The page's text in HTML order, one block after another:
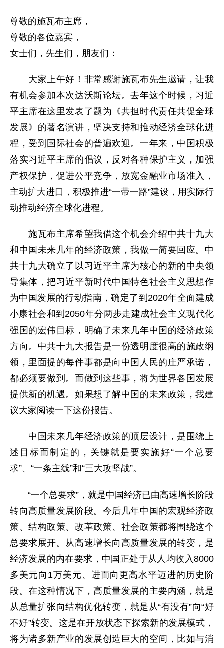
尊敬的施瓦布主席，
尊敬的各位嘉宾，
女士们，先生们，朋友们：
大家上午好！非常感谢施瓦布先生邀请，让我
有机会参加本次达沃斯论坛。去年这个时候，习近
平主席在这里发表了题为《共担时代责任共促全球
发展》的著名演讲，坚决支持和推动经济全球化进
程，受到国际社会的普遍欢迎。一年来，中国积极
落实习近平主席的倡议，反对各种保护主义，加强
产权保护，促进公平竞争，放宽金融业市场准入，
主动扩大进口，积极推进“一带一路”建设，用实际行
动推动经济全球化进程。
施瓦布主席希望我借这个机会介绍中共十九大
和中国未来几年的经济政策，我做一简要回应。中
共十九大确立了以习近平主席为核心的新的中央领
导集体，把习近平新时代中国特色社会主义思想作
为中国发展的行动指南，确定了到2020年全面建成
小康社会和到2050年分两步走建成社会主义现代化
强国的宏伟目标，明确了未来几年中国的经济政策
方向。中共十九大报告是一份透明度很高的施政纲
领，里面提的每件事都是向中国人民的庄严承诺，
都必须要做到。而做到这些事，将为世界各国发展
提供新的机遇。如果想了解中国的未来政策，我建
议大家阅读一下这份报告。
中国未来几年经济政策的顶层设计，是围绕上
述目标而制定的，关键就是要实施好“一个总要
求”、“一条主线”和“三大攻坚战”。
“一个总要求”，就是中国经济已由高速增长阶段
转向高质量发展阶段。今后几年中国的宏观经济政
策、结构政策、改革政策、社会政策都将围绕这个
总要求展开。从高速增长向高质量发展的转变，是
经济发展的内在要求，中国正处于从人均收入8000
多美元向1万美元、进而向更高水平迈进的历史阶
段。在这种情况下，高质量发展的主要内涵，就是
从总量扩张向结构优化转变，就是从“有没有”向“好
不好”转变。这是在开放状态下探索新的发展模式，
将为诸多新产业的发展创造巨大的空间，比如与消